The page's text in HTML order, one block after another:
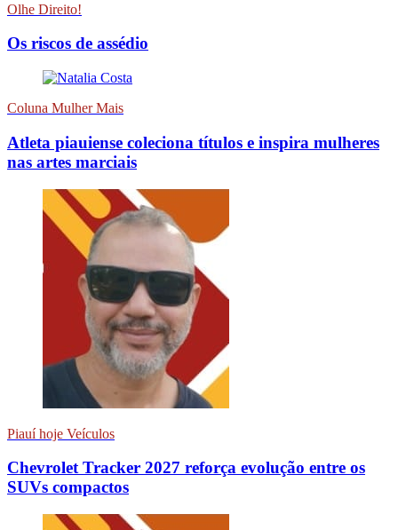
Olhe Direito!
Os riscos de assédio
Coluna Mulher Mais
Atleta piauiense coleciona títulos e inspira mulheres
nas artes marciais
Piauí hoje Veículos
Chevrolet Tracker 2027 reforça evolução entre os
SUVs compactos